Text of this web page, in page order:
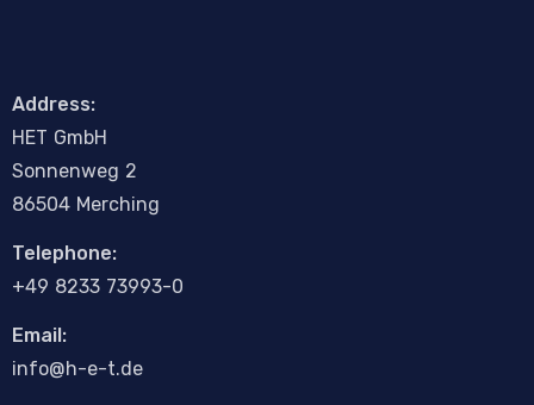
Address:
HET GmbH
Sonnenweg 2
86504 Merching
Telephone:
+49 8233 73993-0
Email:
info@h-e-t.de